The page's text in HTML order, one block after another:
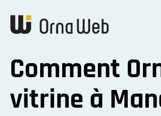
Comment
vitrine à